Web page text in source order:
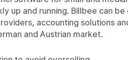
up and running. Billbee can
accounting solutions
and Austrian market.